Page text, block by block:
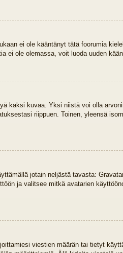
ei ole kääntänyt tätä foorumia
ei ole olemassa, voit luoda uuden
kaksi kuvaa. Yksi niistä voi olla
riippuen. Toinen, yleensä
jotain neljästä tavasta:
ja valitsee mitkä avatarien
viestien määrän tai tietyt